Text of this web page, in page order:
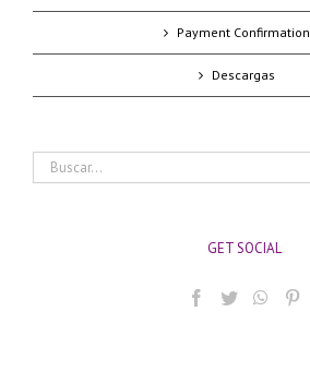
Payment Confirmation
Descargas
Buscar:
GET SOCIAL